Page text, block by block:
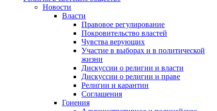
Новости
Власти
Правовое регулирование
Покровительство властей
Чувства верующих
Участие в выборах и в политической
жизни
Дискуссии о религии и власти
Дискуссии о религии и праве
Религии и карантин
Соглашения
Гонения